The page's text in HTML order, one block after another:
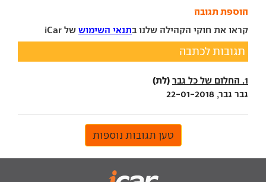
הוספת תגובה
קראו את חוקי הקהילה שלנו בתנאי השימוש של iCar
תגובות לכתבה
1. החלום של כל גבר (לת)
גבר גבר, 22-01-2018
טען תגובות נוספות